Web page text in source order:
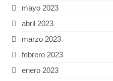
mayo 2023
abril 2023
marzo 2023
febrero 2023
enero 2023